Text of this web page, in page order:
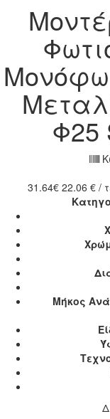
Φ25
31.64€ 22.06 € /
Μήκος